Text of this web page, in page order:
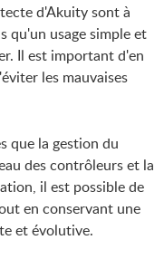
d'Akuity sont à
qu'un usage simple et
Il est important d'en
les mauvaises
que la gestion du
des contrôleurs et la
il est possible de
en conservant une
et évolutive.